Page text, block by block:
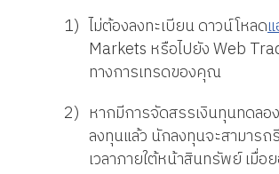
1) ไม่ต้องลงทะเบียน ดาวน์โหลด
Markets หรือไปยังWeb
ทางการเทรดของคุณ
2) หากมีการจัดสรรเงินทุนทดล
ลงทุนแล้ว นักลงทุนจะสามาร
เวลาภายใต้หน้าสินทรัพย์ เมื่